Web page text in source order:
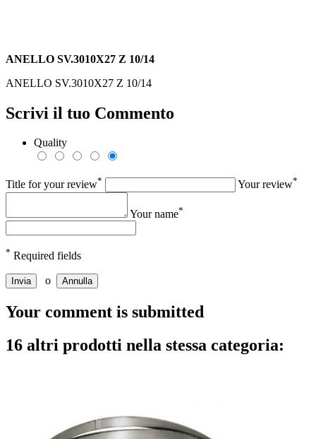
ANELLO SV.3010X27 Z 10/14
ANELLO SV.3010X27 Z 10/14
Scrivi il tuo Commento
Quality
Title for your review* Your review*
Your name*
* Required fields
Invia o Annulla
Your comment is submitted
16 altri prodotti nella stessa categoria: